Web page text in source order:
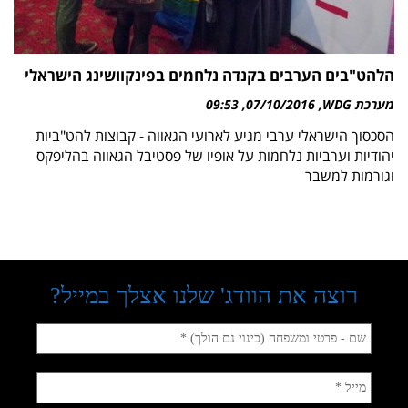
הלהט"בים הערבים בקנדה נלחמים בפינקוושינג הישראלי
מערכת WDG 07/10/2016
09:53
הסכסוך הישראלי ערבי מגיע לארועי הגאווה - קבוצות להט"ביות
יהודיות וערביות נלחמות על אופיו של פסטיבל הגאווה בהליפקס
וגורמות למשבר